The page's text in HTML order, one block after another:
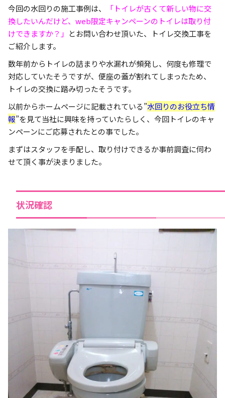
今回の水回りの施工事例は、
「トイレが古くて新しい物に交
換したいんだけど、web限定キャンペーンのトイレは取り付
けできますか？」 とお問い合わせ頂いた、トイレ交換工事を
ご紹介します。
数年前からトイレの詰まりや水漏れが頻発し、何度も修理で
対応していたそうですが、便座の蓋が割れてしまったため、
トイレの交換に踏み切ったそうです。
以前からホームページに記載されている”水回りのお役立ち情
報”を見て当社に興味を持っていたらしく、今回トイレのキャ
ンペーンにご応募されたとの事でした。
まずはスタッフを手配し、取り付けできるか事前調査に伺わ
せて頂く事が決まりました。
状況確認